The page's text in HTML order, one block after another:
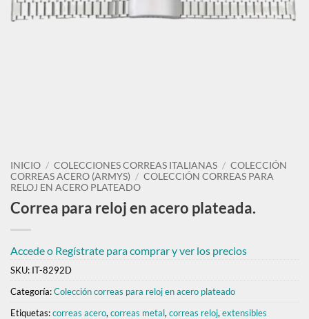
INICIO / COLECCIONES CORREAS ITALIANAS / COLECCIÓN
CORREAS ACERO (ARMYS) / COLECCIÓN CORREAS PARA
RELOJ EN ACERO PLATEADO
Correa para reloj en acero plateada.
Accede o Regístrate para comprar y ver los precios
SKU: IT-8292D
Categoría:Colección correas para reloj en acero plateado
Etiquetas:correas acero, correas metal, correas reloj, extensibles